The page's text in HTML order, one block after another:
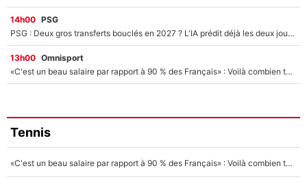
14h00 PSG
PSG : Deux gros transferts bouclés en 2027 ? L'IA prédit déjà les deux joueurs qui pourraient rejoindre Luis Enrique !
13h00 Omnisport
«C'est un beau salaire par rapport à 90 % des Français» : Voilà combien touchait Nelson Monfort sur France Télévisions avant de rejoindre CNews
Tennis
«C'est un beau salaire par rapport à 90 % des Français» : Voilà combien touchait Nelson Monfort sur France Télévisions avant de rejoindre CNews